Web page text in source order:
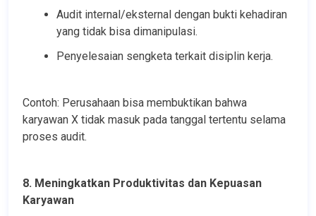
Audit internal/eksternal dengan bukti kehadiran
yang tidak bisa dimanipulasi.
Penyelesaian sengketa terkait disiplin kerja.
Contoh: Perusahaan bisa membuktikan bahwa
karyawan X tidak masuk pada tanggal tertentu selama
proses audit.
8. Meningkatkan Produktivitas dan Kepuasan
Karyawan